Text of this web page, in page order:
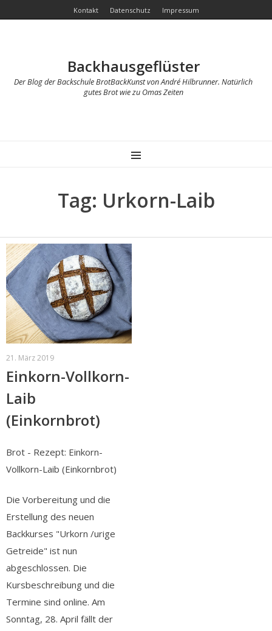
Kontakt Datenschutz Impressum
Backhausgeflüster
Der Blog der Backschule BrotBackKunst von André Hilbrunner. Natürlich
gutes Brot wie zu Omas Zeiten
MENU
Tag: Urkorn-Laib
21. März 2019
Einkorn-Vollkorn-
Laib
(Einkornbrot)
Brot - Rezept: Einkorn-
Vollkorn-Laib (Einkornbrot)
Die Vorbereitung und die
Erstellung des neuen
Backkurses "Urkorn /urige
Getreide" ist nun
abgeschlossen. Die
Kursbeschreibung und die
Termine sind online. Am
Sonntag, 28. April fällt der